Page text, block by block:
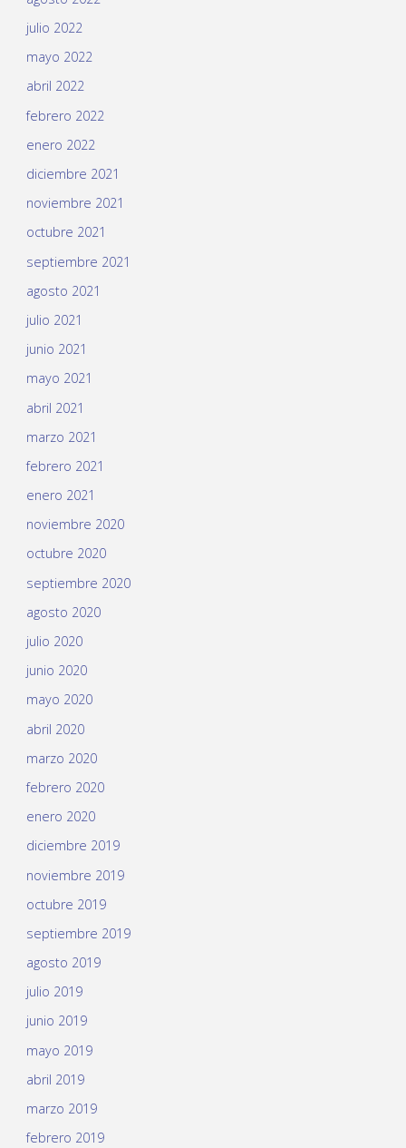
julio 2022
mayo 2022
abril 2022
febrero 2022
enero 2022
diciembre 2021
noviembre 2021
octubre 2021
septiembre 2021
agosto 2021
julio 2021
junio 2021
mayo 2021
abril 2021
marzo 2021
febrero 2021
enero 2021
noviembre 2020
octubre 2020
septiembre 2020
agosto 2020
julio 2020
junio 2020
mayo 2020
abril 2020
marzo 2020
febrero 2020
enero 2020
diciembre 2019
noviembre 2019
octubre 2019
septiembre 2019
agosto 2019
julio 2019
junio 2019
mayo 2019
abril 2019
marzo 2019
febrero 2019